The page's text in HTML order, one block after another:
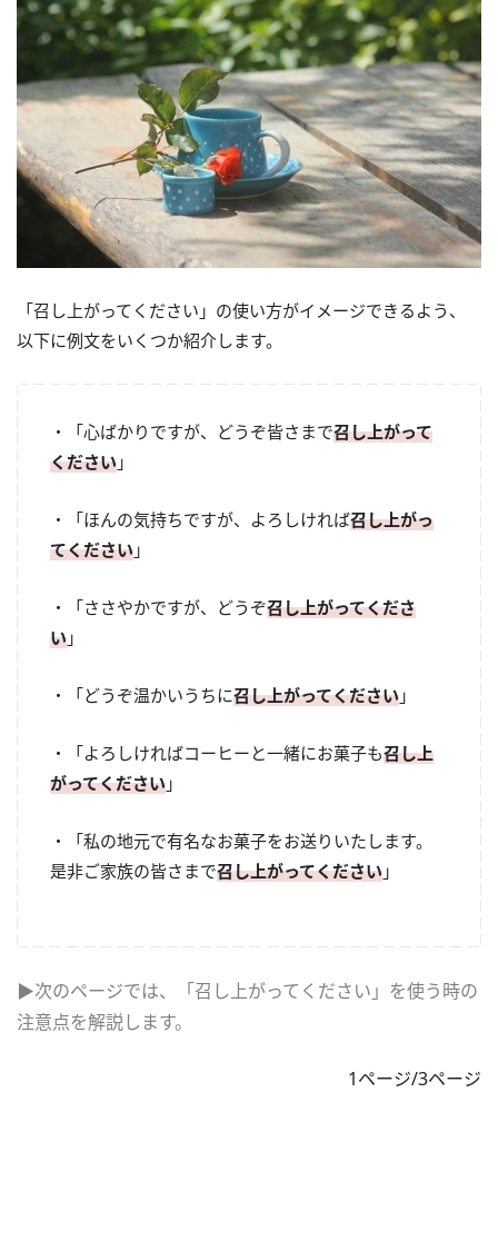
「召し上がってください」の使い方がイメージできるよう、
以下に例文をいくつか紹介します。
・「心ばかりですが、どうぞ皆さまで召し上がって
ください 」
・「ほんの気持ちですが、よろしければ召し上がっ
てください 」
・「ささやかですが、どうぞ召し上がってくださ
い 」
・「どうぞ温かいうちに召し上がってください 」
・「よろしければコーヒーと一緒にお菓子も召し上
がってください 」
・「私の地元で有名なお菓子をお送りいたします。
是非ご家族の皆さまで召し上がってください 」
▶次のページでは、「召し上がってください」を使う時の
注意点を解説します。
1ページ/3ページ